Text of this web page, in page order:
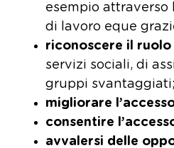
esempio attraverso
di lavoro eque
riconoscere il ruolo
servizi sociali, di
gruppi svantaggiati;
migliorare
consentire
avvalersi delle